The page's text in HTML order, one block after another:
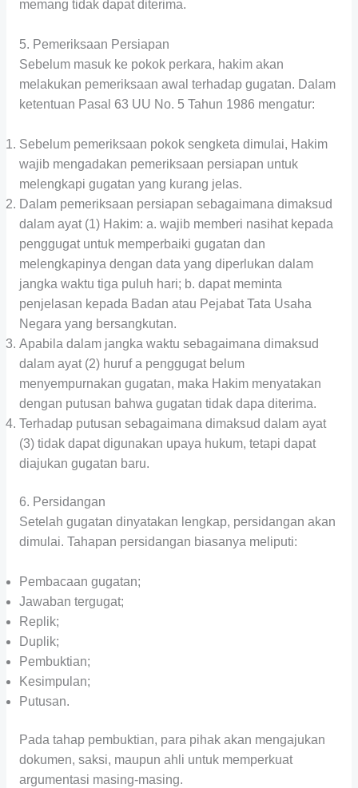
memang tidak dapat diterima.
5. Pemeriksaan Persiapan
Sebelum masuk ke pokok perkara, hakim akan
melakukan pemeriksaan awal terhadap gugatan. Dalam
ketentuan Pasal 63 UU No. 5 Tahun 1986 mengatur:
Sebelum pemeriksaan pokok sengketa dimulai, Hakim
wajib mengadakan pemeriksaan persiapan untuk
melengkapi gugatan yang kurang jelas.
Dalam pemeriksaan persiapan sebagaimana dimaksud
dalam ayat (1) Hakim: a. wajib memberi nasihat kepada
penggugat untuk memperbaiki gugatan dan
melengkapinya dengan data yang diperlukan dalam
jangka waktu tiga puluh hari; b. dapat meminta
penjelasan kepada Badan atau Pejabat Tata Usaha
Negara yang bersangkutan.
Apabila dalam jangka waktu sebagaimana dimaksud
dalam ayat (2) huruf a penggugat belum
menyempurnakan gugatan, maka Hakim menyatakan
dengan putusan bahwa gugatan tidak dapa diterima.
Terhadap putusan sebagaimana dimaksud dalam ayat
(3) tidak dapat digunakan upaya hukum, tetapi dapat
diajukan gugatan baru.
6. Persidangan
Setelah gugatan dinyatakan lengkap, persidangan akan
dimulai. Tahapan persidangan biasanya meliputi:
Pembacaan gugatan;
Jawaban tergugat;
Replik;
Duplik;
Pembuktian;
Kesimpulan;
Putusan.
Pada tahap pembuktian, para pihak akan mengajukan
dokumen, saksi, maupun ahli untuk memperkuat
argumentasi masing-masing.